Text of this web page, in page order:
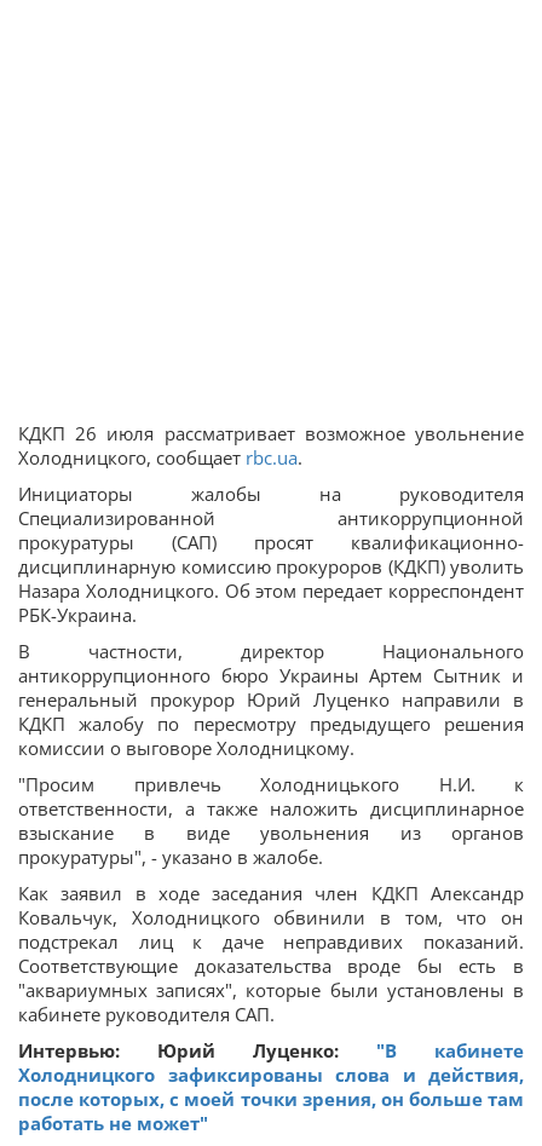
КДКП 26 июля рассматривает возможное увольнение
Холодницкого, сообщает rbc.ua.
Инициаторы жалобы на руководителя
Специализированной антикоррупционной
прокуратуры (САП) просят квалификационно-
дисциплинарную комиссию прокуроров (КДКП) уволить
Назара Холодницкого. Об этом передает корреспондент
РБК-Украина.
В частности, директор Национального
антикоррупционного бюро Украины Артем Сытник и
генеральный прокурор Юрий Луценко направили в
КДКП жалобу по пересмотру предыдущего решения
комиссии о выговоре Холодницкому.
"Просим привлечь Холодницького Н.И. к
ответственности, а также наложить дисциплинарное
взыскание в виде увольнения из органов
прокуратуры", - указано в жалобе.
Как заявил в ходе заседания член КДКП Александр
Ковальчук, Холодницкого обвинили в том, что он
подстрекал лиц к даче неправдивих показаний.
Соответствующие доказательства вроде бы есть в
"аквариумных записях", которые были установлены в
кабинете руководителя САП.
Интервью: Юрий Луценко: "В кабинете
Холодницкого зафиксированы слова и действия,
после которых, с моей точки зрения, он больше там
работать не может"